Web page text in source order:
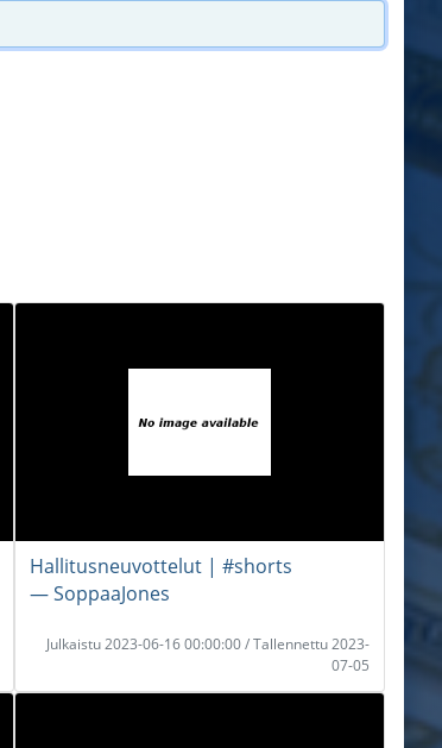
Hallitusneuvottelut | #shorts
― SoppaaJones
Julkaistu 2023-06-16 00:00:00 / Tallennettu 2023-
07-05